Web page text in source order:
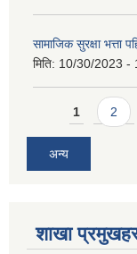
सामाजिक सुरक्षा भत्ता
मिति: 10/30/2023 -
Pages
1 2
अन्य
शाखा